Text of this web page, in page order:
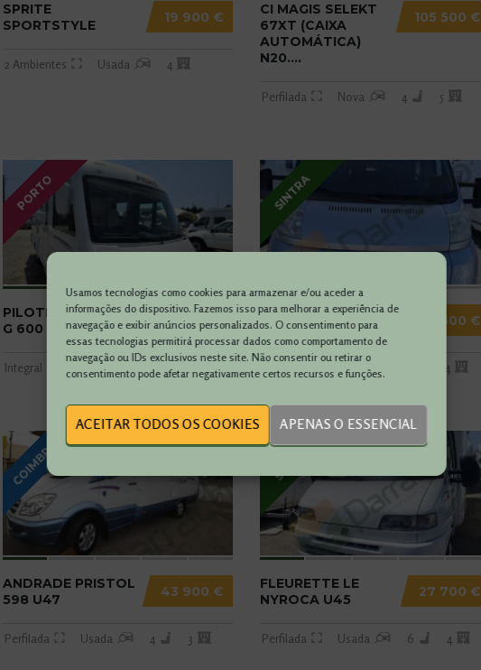
Usamos tecnologias como cookies para armazenar e/ou aceder a
informações do dispositivo. Fazemos isso para melhorar a experiência de
navegação e exibir anúncios personalizados. O consentimento para
essas tecnologias permitirá processar dados como comportamento de
navegação ou IDs exclusivos neste site. Não consentir ou retirar o
consentimento pode afetar negativamente certos recursos e funções.
ACEITAR TODOS OS COOKIES APENAS O ESSENCIAL
19 900 €
SPRITE
SPORTSTYLE
2 Ambientes Usada 4
105 500 €
CI MAGIS SELEKT
67XT (CAIXA
AUTOMÁTICA)
N20....
Perfilada Nova 4 5
PORTO
58 900 €
PILOTE ESSENTIAL
G 600
Integral Usada
SINTRA
48 500 €
CHALLENGER PRIUM
XT U41
Perfilada Usada 4
COIMBRA
43 900 €
ANDRADE PRISTOL
598 U47
Perfilada Usada 4 3
27 700 €
FLEURETTE LE
NYROCA U45
Perfilada Usada 6 4